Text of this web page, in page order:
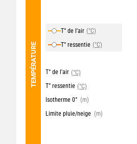
TEMPÉRATURE
T° de l'air (°C)
T° ressentie (°C)
T° de l'air (°C)
T° ressentie (°C)
Isotherme 0° (m)
Limite pluie/neige (m)